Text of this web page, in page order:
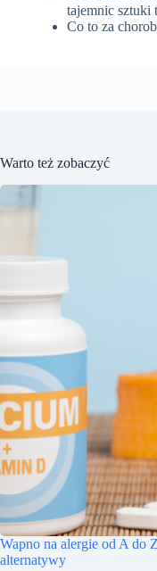
tajemnic sztuki
Co to za
Warto też zobaczyć
Wapno na alergie od A do
alternatywy